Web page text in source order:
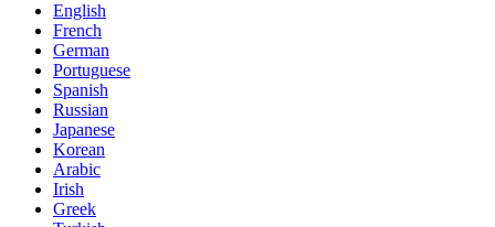
English
French
German
Portuguese
Spanish
Russian
Japanese
Korean
Arabic
Irish
Greek